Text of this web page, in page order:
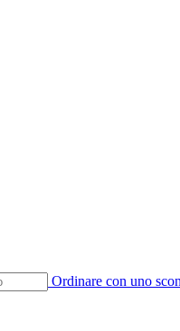
Ordinare con uno